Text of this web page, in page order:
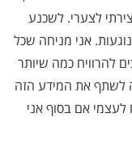
לצערי. לשכנע
אני מניחה שכל
להרוויח כמה שיותר
לשתף את המידע הזה
לעצמי אם בסוף אני